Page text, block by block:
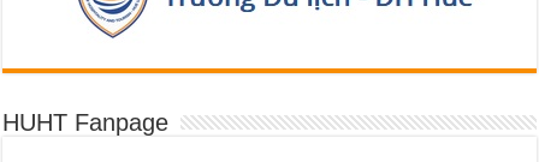
HUHT Fanpage